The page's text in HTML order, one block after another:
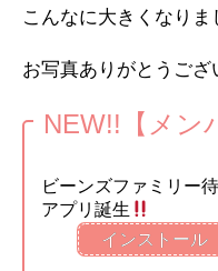
こんなに大きくなりま
お写真ありがとうござ
NEW!!【メン
ビーンズファミリー
アプリ誕生
インストール